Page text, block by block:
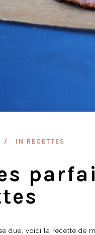
IN RECETTES
due, voici la recette de